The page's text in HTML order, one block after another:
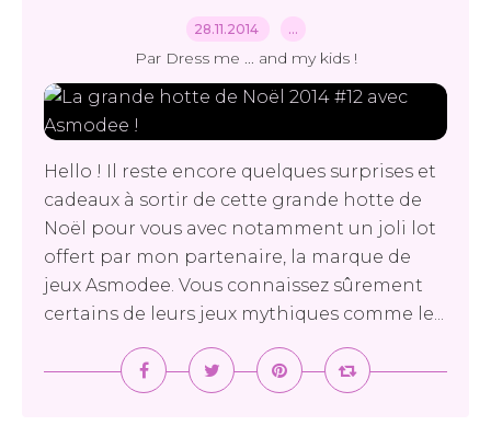
28.11.2014 …
Par Dress me ... and my kids !
Hello ! Il reste encore quelques surprises et
cadeaux à sortir de cette grande hotte de
Noël pour vous avec notamment un joli lot
offert par mon partenaire, la marque de
jeux Asmodee. Vous connaissez sûrement
certains de leurs jeux mythiques comme le...